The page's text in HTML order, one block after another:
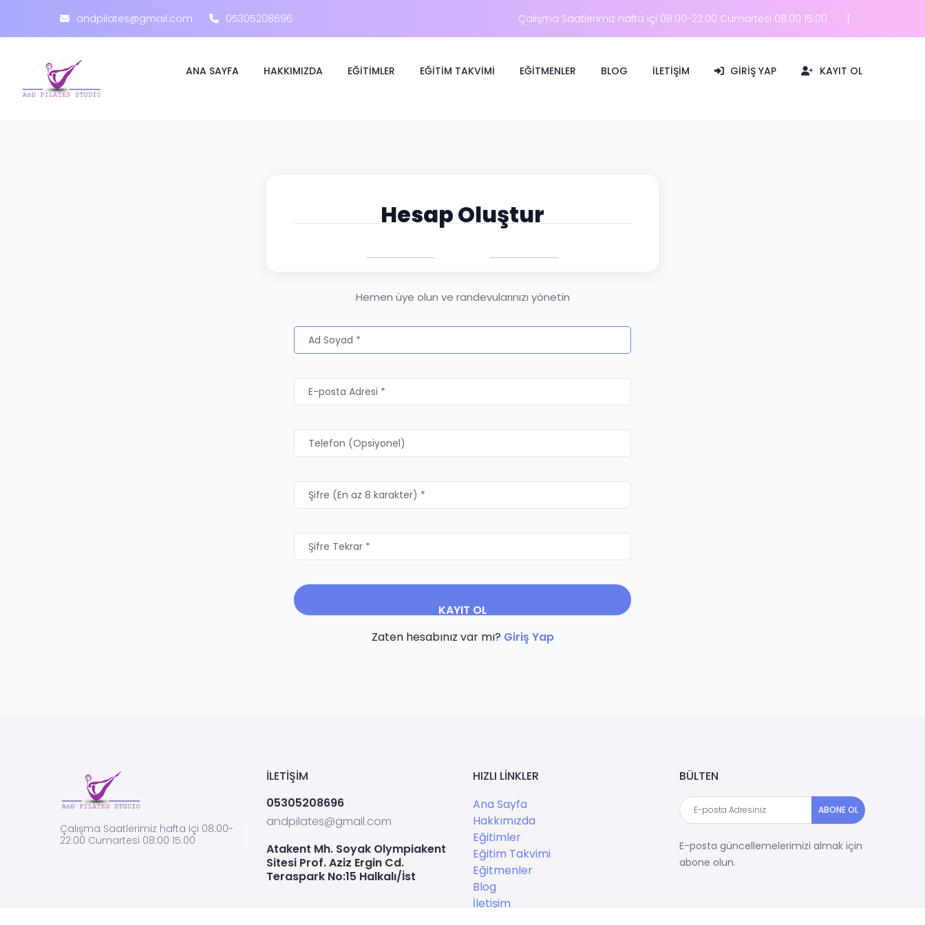
andpilates@gmail.com 05305208696 Çalışma Saatlerimiz hafta içi 08:00-22:00 Cumartesi 08:00 15:00
ANA SAYFA HAKKIMIZDA EĞITIMLER EĞITIM TAKVIMI EĞITMENLER BLOG İLETIŞIM GIRIŞ YAP KAYIT OL
Hesap Oluştur
Hemen üye olun ve randevularınızı yönetin
KAYIT OL
Zaten hesabınız var mı? Giriş Yap
Çalışma Saatlerimiz hafta içi 08:00-
22:00 Cumartesi 08:00 15:00
İLETIŞIM
05305208696
andpilates@gmail.com
Atakent Mh. Soyak Olympiakent
Sitesi Prof. Aziz Ergin Cd.
Teraspark No:15 Halkalı/İst
HIZLI LINKLER
Ana Sayfa
Hakkımızda
Eğitimler
Eğitim Takvimi
Eğitmenler
Blog
İletişim
BÜLTEN
ABONE OL
E-posta güncellemelerimizi almak için
abone olun.